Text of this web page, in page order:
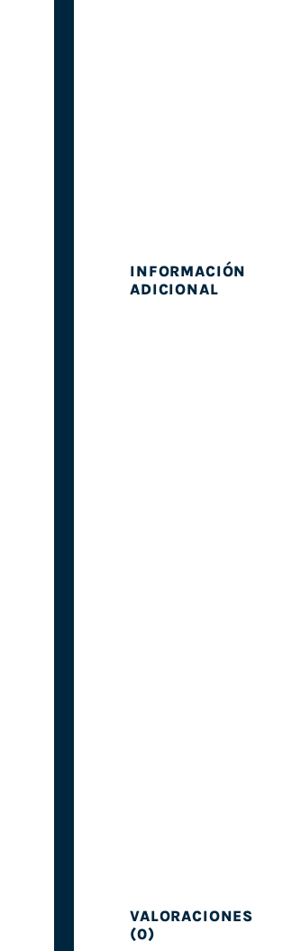
INFORMACIÓN
ADICIONAL
VALORACIONES
(0)